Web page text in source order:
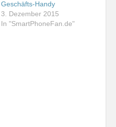
Geschäfts-Handy
3. Dezember 2015
In "SmartPhoneFan.de"